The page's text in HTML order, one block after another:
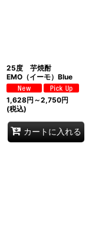
25度 芋焼酎
EMO（イーモ）Blue
1,628円 ～2,750円
(税込)
カートに入れる